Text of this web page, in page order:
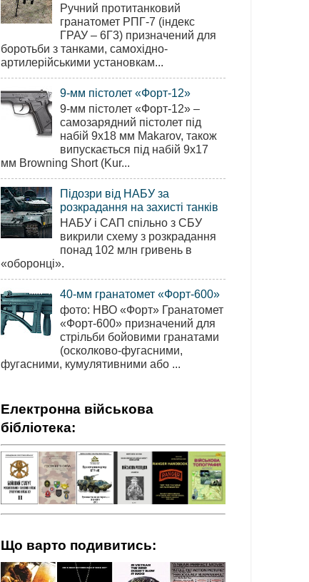
Ручний протитанковий
гранатомет РПГ-7 (індекс
ГРАУ – 6Г3) призначений для
боротьби з танками, самохідно-
артилерійськими установкам...
9-мм пістолет «Форт-12»
9-мм пістолет «Форт-12» –
самозарядний пістолет під
набій 9х18 мм Makarov, також
випускається під набій 9х17
мм Browning Short (Kur...
Підозри від НАБУ за
розкрадання на захисті танків
НАБУ і САП спільно з СБУ
викрили схему з розкрадання
понад 102 млн гривень в
«оборонці».
40-мм гранатомет «Форт-600»
фото: НВО «Форт» Гранатомет
«Форт-600» призначений для
стрільби бойовими гранатами
(осколково-фугасними,
фугасними, кумулятивними або ...
Електронна військова
бібліотека:
Що варто подивитись: